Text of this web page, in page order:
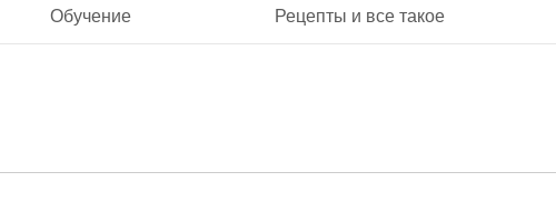
Обучение Рецепты и все такое